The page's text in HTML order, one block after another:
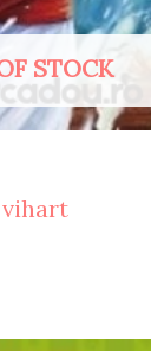
STOCK
vihart